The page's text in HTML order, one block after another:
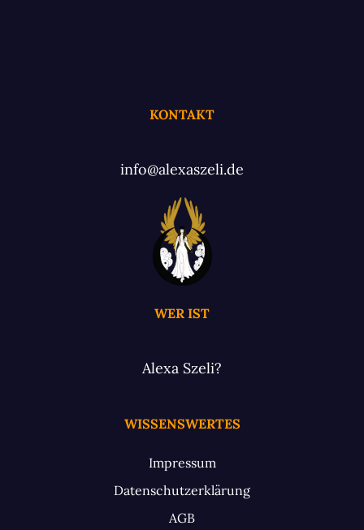
KONTAKT
info@alexaszeli.de
WER IST
Alexa Szeli?
WISSENSWERTES
Impressum
Datenschutzerklärung
AGB